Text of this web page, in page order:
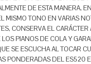
DE ESTA MANERA,
MISMO TONO EN VARIAS
CONSERVA EL CARÁCTER
PIANOS DE COLA Y
SE ESCUCHA AL TOCAR
PONDERADAS DEL ES520